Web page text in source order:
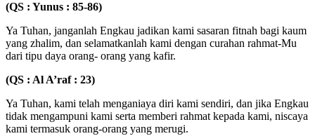
(QS : Yunus : 85-86)
Ya Tuhan, janganlah Engkau jadikan kami sasaran fitnah bagi kaum
yang zhalim, dan selamatkanlah kami dengan curahan rahmat-Mu
dari tipu daya orang- orang yang kafir.
(QS : Al A’raf : 23)
Ya Tuhan, kami telah menganiaya diri kami sendiri, dan jika Engkau
tidak mengampuni kami serta memberi rahmat kepada kami, niscaya
kami termasuk orang-orang yang merugi.